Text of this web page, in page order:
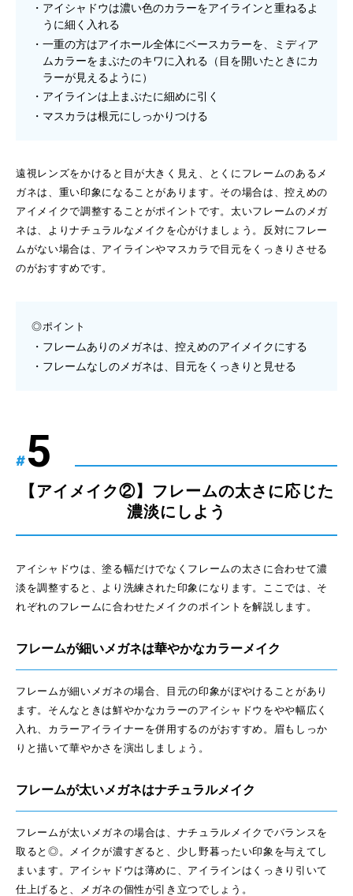
アイシャドウは濃い色のカラーをアイラインと重ねるよ
うに細く入れる
一重の方はアイホール全体にベースカラーを、ミディア
ムカラーをまぶたのキワに入れる（目を開いたときにカ
ラーが見えるように）
アイラインは上まぶたに細めに引く
マスカラは根元にしっかりつける
遠視レンズをかけると目が大きく見え、とくにフレームのあるメ
ガネは、重い印象になることがあります。その場合は、控えめの
アイメイクで調整することがポイントです。太いフレームのメガ
ネは、よりナチュラルなメイクを心がけましょう。反対にフレー
ムがない場合は、アイラインやマスカラで目元をくっきりさせる
のがおすすめです。
◎ポイント
フレームありのメガネは、控えめのアイメイクにする
フレームなしのメガネは、目元をくっきりと見せる
#
【アイメイク②】フレームの太さに応じた
濃淡にしよう
アイシャドウは、塗る幅だけでなくフレームの太さに合わせて濃
淡を調整すると、より洗練された印象になります。ここでは、そ
れぞれのフレームに合わせたメイクのポイントを解説します。
フレームが細いメガネは華やかなカラーメイク
フレームが細いメガネの場合、目元の印象がぼやけることがあり
ます。そんなときは鮮やかなカラーのアイシャドウをやや幅広く
入れ、カラーアイライナーを併用するのがおすすめ。眉もしっか
りと描いて華やかさを演出しましょう。
フレームが太いメガネはナチュラルメイク
フレームが太いメガネの場合は、ナチュラルメイクでバランスを
取ると◎。メイクが濃すぎると、少し野暮ったい印象を与えてし
まいます。アイシャドウは薄めに、アイラインはくっきり引いて
仕上げると、メガネの個性が引き立つでしょう。